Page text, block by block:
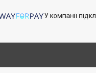
У компанії